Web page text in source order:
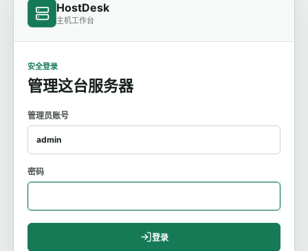
HostDesk
主机工作台
安全登录
管理这台服务器
管理员账号
密码
登录